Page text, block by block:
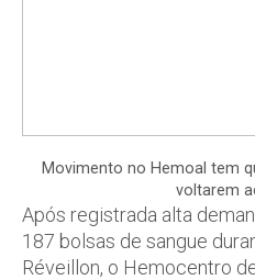
Movimento no Hemoal tem
voltarem
Após registrada alta
187 bolsas de sangue
Réveillon, o Hemocentro